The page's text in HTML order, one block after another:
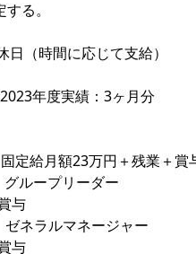
る。
（時間に応じて支給）
年度実績：3ヶ月分
定給月額23万円＋残業＋賞
ループリーダー
与
ネラルマネージャー
与